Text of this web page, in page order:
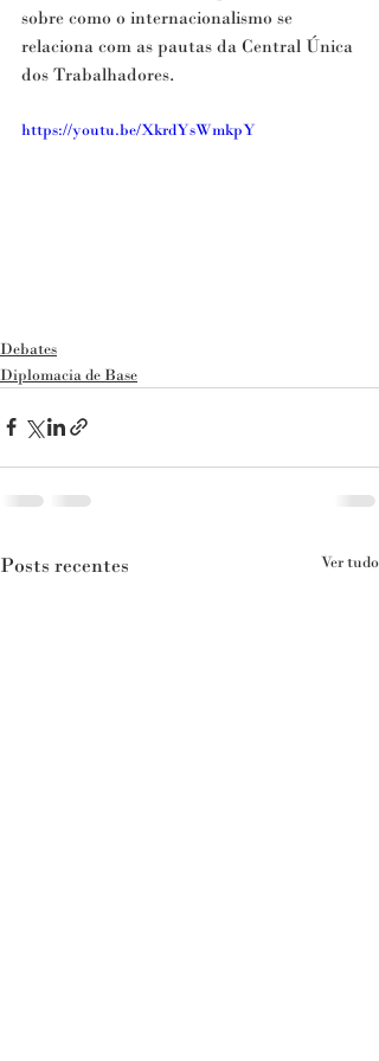
sobre como o internacionalismo se
relaciona com as pautas da Central Única
dos Trabalhadores.
https://youtu.be/XkrdYsWmkpY
Debates
Diplomacia de Base
Posts recentes Ver tudo